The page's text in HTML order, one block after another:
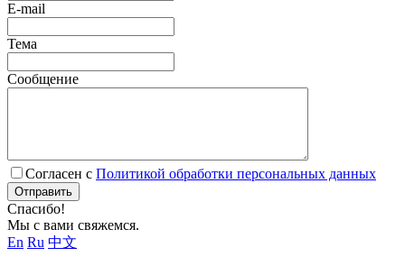
E-mail
Тема
Сообщение
Согласен с Политикой обработки персональных данных
Отправить
Спасибо!
Мы с вами свяжемся.
En Ru 中文